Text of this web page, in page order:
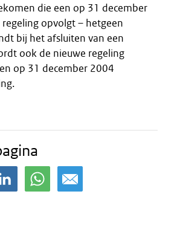
die een op 31 december
opvolgt – hetgeen
bij het afsluiten van een
ook de nieuwe regeling
op 31 december 2004